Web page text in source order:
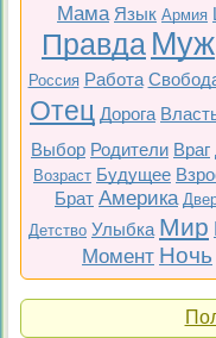
Мама Язык Армия
Правда Муж
Россия Работа
Отец Дорога
Выбор Родители Враг
Возраст Будущее
Брат Америка
Детство Улыбка Мир
Момент Ночь